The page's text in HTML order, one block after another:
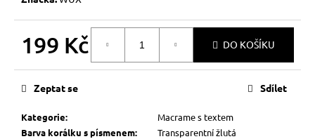
199 Kč DO KOŠÍKU
Kategorie:
Macrame s textem
Barva korálku s písmenem: Transparentní žlutá
Zeptat se Sdílet